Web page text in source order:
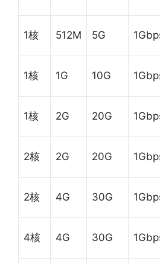
1核 512M 5G
1核 1G 10G
1核 2G 20G
2核 2G 20G
2核 4G 30G
4核 4G 30G